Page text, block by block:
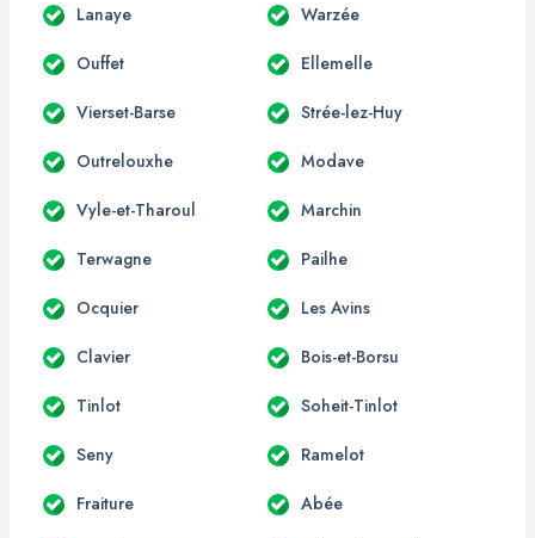
Lanaye Warzée
Ouffet Ellemelle
Vierset-Barse Strée-lez-Huy
Outrelouxhe Modave
Vyle-et-Tharoul Marchin
Terwagne Pailhe
Ocquier Les Avins
Clavier Bois-et-Borsu
Tinlot Soheit-Tinlot
Seny Ramelot
Fraiture Abée